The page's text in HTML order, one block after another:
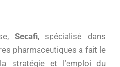
Secafi, spécialisé dans
pharmaceutiques a fait le
stratégie et l’emploi du